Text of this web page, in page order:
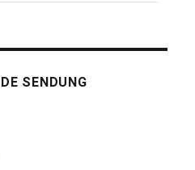
SENDUNG